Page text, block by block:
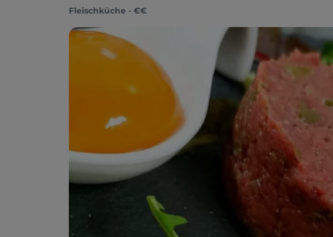
Fleischküche - €€